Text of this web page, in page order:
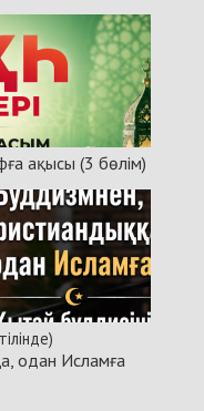
ақысы (3 бөлім)
одан Исламға